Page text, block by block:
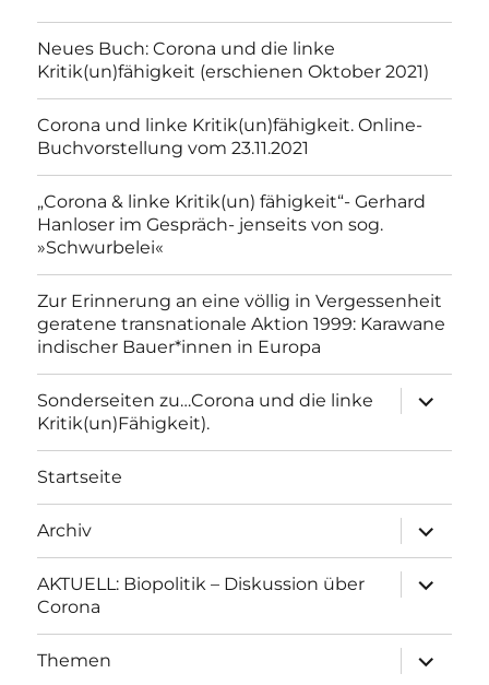
Neues Buch: Corona und die linke
Kritik(un)fähigkeit (erschienen Oktober 2021)
Corona und linke Kritik(un)fähigkeit. Online-
Buchvorstellung vom 23.11.2021
„Corona & linke Kritik(un) fähigkeit“- Gerhard
Hanloser im Gespräch- jenseits von sog.
»Schwurbelei«
Zur Erinnerung an eine völlig in Vergessenheit
geratene transnationale Aktion 1999: Karawane
indischer Bauer*innen in Europa
Sonderseiten zu…Corona und die linke
Kritik(un)Fähigkeit).
anzeigen
Startseite
Archiv
anzeigen
AKTUELL: Biopolitik – Diskussion über
Corona
anzeigen
Themen
anzeigen